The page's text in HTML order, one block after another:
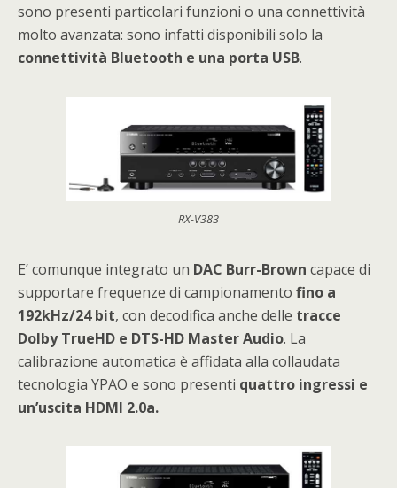
sono presenti particolari funzioni o una connettività
molto avanzata: sono infatti disponibili solo la
connettività Bluetooth e una porta USB.
RX-V383
E’ comunque integrato un DAC Burr-Brown capace di
supportare frequenze di campionamento fino a
192kHz/24 bit, con decodifica anche delle tracce
Dolby TrueHD e DTS-HD Master Audio. La
calibrazione automatica è affidata alla collaudata
tecnologia YPAO e sono presenti quattro ingressi e
un’uscita HDMI 2.0a.